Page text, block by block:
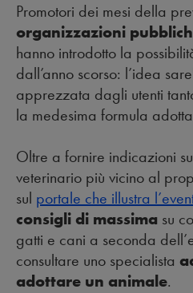
Promotori dei mesi della
organizzazioni
hanno introdotto la
dall’anno scorso: l’idea
apprezzata dagli utenti
la medesima formula
Oltre a fornire indicazioni
veterinario più vicino al
sul portale che illustra
consigli di massima su
gatti e cani a seconda
consultare uno specialista
adottare un animale.